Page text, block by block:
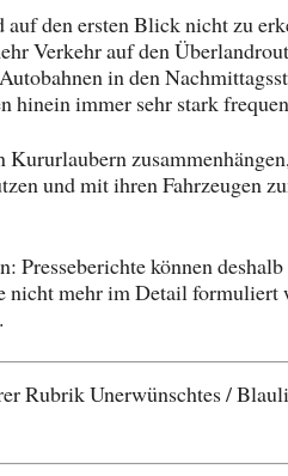
den ersten Blick nicht zu
Verkehr auf den
in den
hinein immer sehr stark
und mit ihren Fahrzeugen
Presseberichte können
nicht mehr im Detail formuliert
Rubrik Unerwünschtes /